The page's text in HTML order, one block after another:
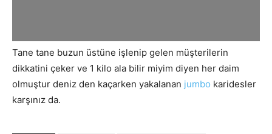
Tane tane buzun üstüne işlenip gelen müşterilerin
dikkatini çeker ve 1 kilo ala bilir miyim diyen her daim
olmuştur deniz den kaçarken yakalanan jumbo karidesler
karşınız da.